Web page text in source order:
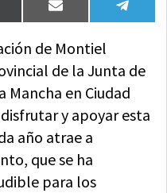
Compartir
en
Email
en
de Montiel
de la Junta de
Mancha en Ciudad
y apoyar esta
año atrae a
que se ha
para los